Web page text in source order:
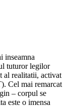
inseamna
tuturor legilor
al realitatii, activat
Cel mai remarcat
– corpul se
este o imensa